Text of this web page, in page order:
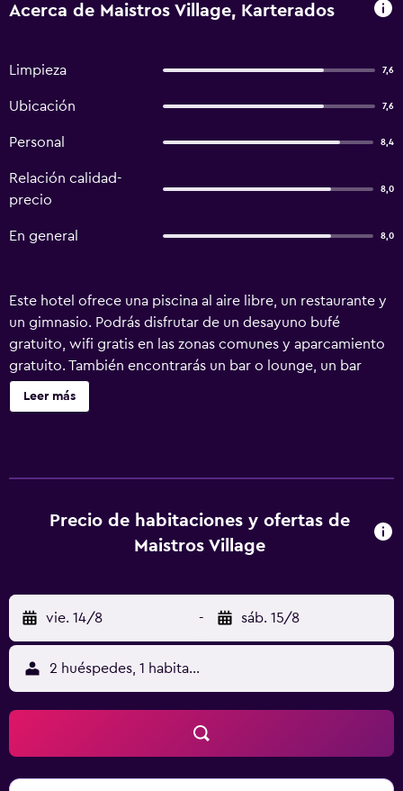
Acerca de Maistros Village, Karterados
Limpieza 7,6
Ubicación 7,6
Personal 8,4
Relación calidad-
precio
8,0
En general 8,0
Este hotel ofrece una piscina al aire libre, un restaurante y
un gimnasio. Podrás disfrutar de un desayuno bufé
gratuito, wifi gratis en las zonas comunes y aparcamiento
gratuito. También encontrarás un bar o lounge, un bar
junto a la piscina y un bar-cafetería. Maistros Village ofrece
42 alojamientos con aire acondicionado, albornoces y
limpieza todos los días. Los servicios de ocio y
esparcimiento en este hotel incluyen una piscina al aire
Leer más
Precio de habitaciones y ofertas de
Maistros Village
vie. 14/8 - sáb. 15/8
2 huéspedes, 1 habitación